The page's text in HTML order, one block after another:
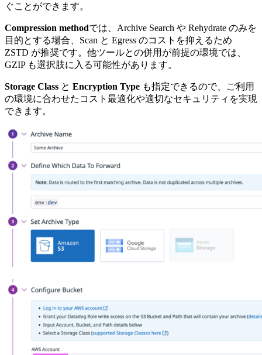
ぐことができます。
Compression methodでは、Archive Search や Rehydrate のみを
目的とする場合、Scan と Egress のコストを抑えるため
ZSTD が推奨です。他ツールとの併用が前提の環境では、
GZIP も選択肢に入る可能性があります。
Storage Class と Encryption Type も指定できるので、ご利用
の環境に合わせたコスト最適化や適切なセキュリティを実現
できます。